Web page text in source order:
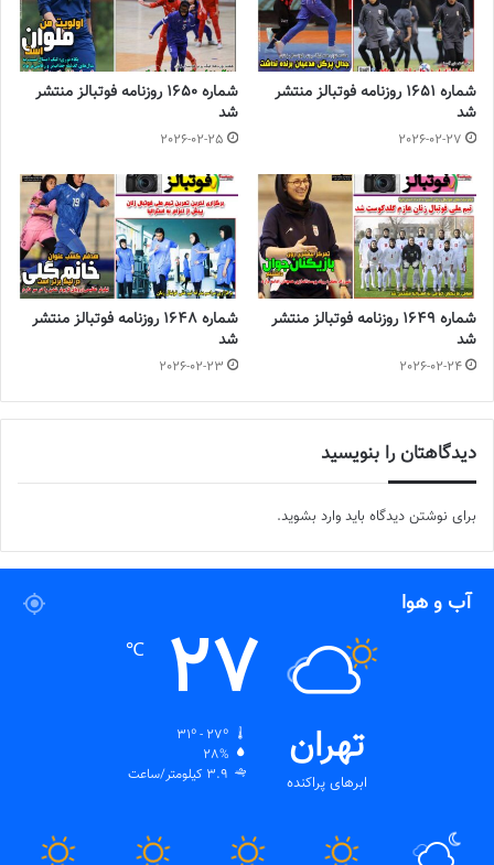
شماره 1651 روزنامه فوتبالز منتشر
شد
2026-02-27
شماره 1650 روزنامه فوتبالز منتشر
شد
2026-02-25
شماره 1649 روزنامه فوتبالز منتشر
شد
2026-02-24
شماره 1648 روزنامه فوتبالز منتشر
شد
2026-02-23
دیدگاهتان را بنویسید
برای نوشتن دیدگاه باید وارد بشوید.
آب و هوا
تهران
ابرهای پراکنده
27
℃
28%
3.9 کیلومتر/ساعت